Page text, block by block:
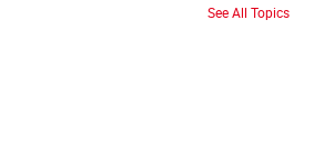
See All Topics